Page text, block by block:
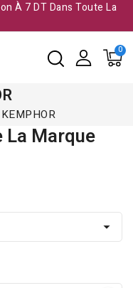
À 7 DT Dans Toute La
KEMPHOR
La Marque
